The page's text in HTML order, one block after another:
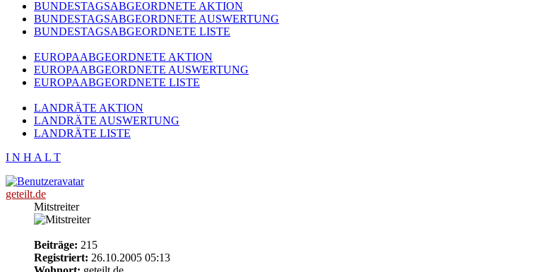
BUNDESTAGSABGEORDNETE AKTION
BUNDESTAGSABGEORDNETE AUSWERTUNG
BUNDESTAGSABGEORDNETE LISTE
EUROPAABGEORDNETE AKTION
EUROPAABGEORDNETE AUSWERTUNG
EUROPAABGEORDNETE LISTE
LANDRÄTE AKTION
LANDRÄTE AUSWERTUNG
LANDRÄTE LISTE
I N H A L T
geteilt.de
Mitstreiter
Beiträge: 215
Registriert: 26.10.2005 05:13